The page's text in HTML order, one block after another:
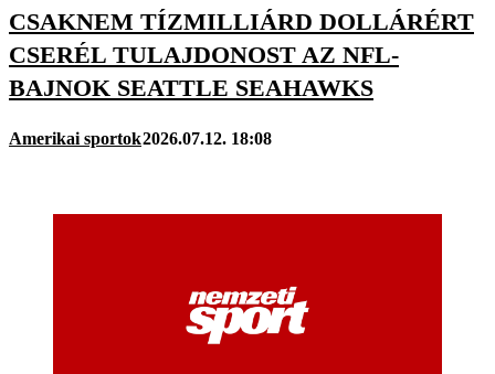
CSAKNEM TÍZMILLIÁRD DOLLÁRÉRT
CSERÉL TULAJDONOST AZ NFL-
BAJNOK SEATTLE SEAHAWKS
Amerikai sportok2026.07.12. 18:08